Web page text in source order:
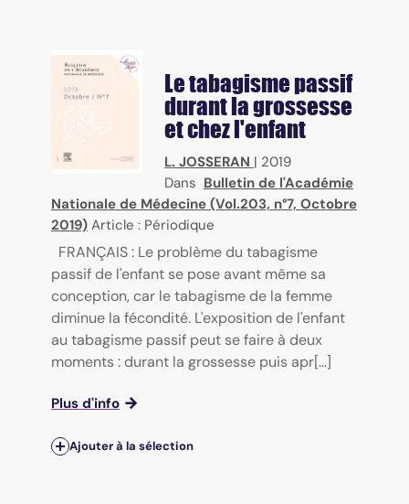
Le tabagisme passif
durant la grossesse
et chez l'enfant
L. JOSSERAN | 2019
Dans Bulletin de l'Académie
Nationale de Médecine (Vol.203, n°7, Octobre
2019) Article : Périodique
FRANÇAIS : Le problème du tabagisme
passif de l'enfant se pose avant même sa
conception, car le tabagisme de la femme
diminue la fécondité. L'exposition de l'enfant
au tabagisme passif peut se faire à deux
moments : durant la grossesse puis apr[...]
Plus d'info
Ajouter à la sélection